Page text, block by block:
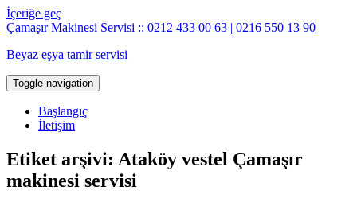
İçeriğe geç
Çamaşır Makinesi Servisi :: 0212 433 00 63 | 0216 550 13 90
Beyaz eşya tamir servisi
Toggle navigation
Başlangıç
İletişim
Etiket arşivi: Ataköy vestel Çamaşır
makinesi servisi